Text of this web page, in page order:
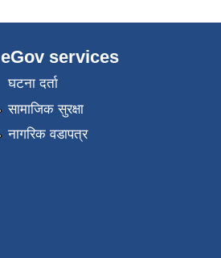
eGov services
घटना दर्ता
सामाजिक सुरक्षा
नागरिक वडापत्र